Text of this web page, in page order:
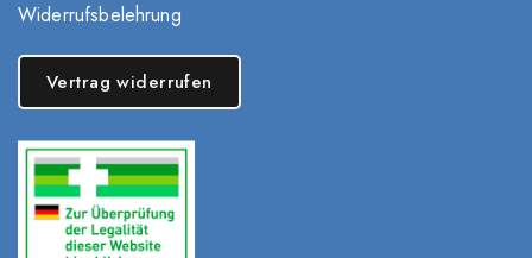
Widerrufsbelehrung
Vertrag widerrufen